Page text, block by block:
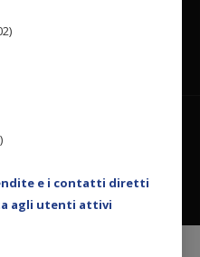
e i contatti diretti
agli utenti attivi